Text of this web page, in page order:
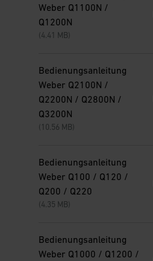
Weber Q1100N /
Q1200N
(4.41 MB)
Bedienungsanleitung
Weber Q2100N /
Q2200N / Q2800N /
Q3200N
(10.56 MB)
Bedienungsanleitung
Weber Q100 / Q120 /
Q200 / Q220
(4.35 MB)
Bedienungsanleitung
Weber Q1000 / Q1200 /